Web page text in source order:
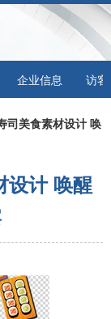
企业信息 访客
司美食素材设计 唤
设计 唤醒